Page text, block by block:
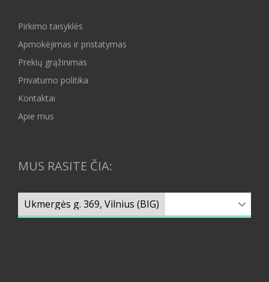
Pirkimo taisyklės
Apmokėjimas ir pristatymas
Prekių grąžinimas
Privatumo politika
Kontaktai
Apie mus
MUS RASITE ČIA: